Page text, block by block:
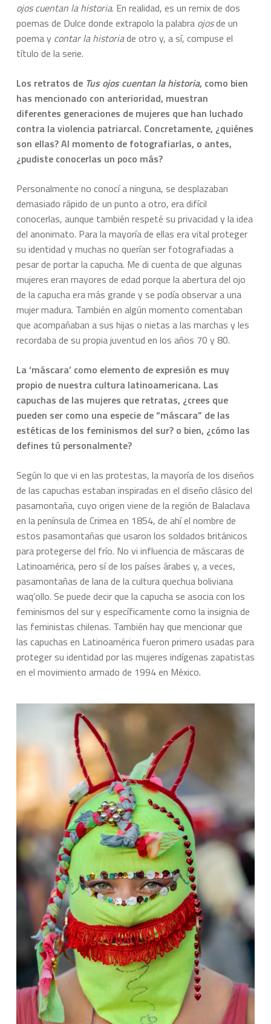
ojos cuentan la historia. En realidad, es un remix de dos
poemas de Dulce donde extrapolo la palabra ojosde un
poema y contar la historiade otro y, a sí, compuse el
título de la serie.
Los retratos de Tus ojos cuentan la historia, como bien
has mencionado con anterioridad, muestran
diferentes generaciones de mujeres que han luchado
contra la violencia patriarcal. Concretamente, ¿quiénes
son ellas? Al momento de fotografiarlas, o antes,
¿pudiste conocerlas un poco más?
Personalmente no conocí a ninguna, se desplazaban
demasiado rápido de un punto a otro, era difícil
conocerlas, aunque también respeté su privacidad y la idea
del anonimato. Para la mayoría de ellas era vital proteger
su identidad y muchas no querían ser fotografiadas a
pesar de portar la capucha. Me di cuenta de que algunas
mujeres eran mayores de edad porque la abertura del ojo
de la capucha era más grande y se podía observar a una
mujer madura. También en algún momento comentaban
que acompañaban a sus hijas o nietas a las marchas y les
recordaba de su propia juventud en los años 70 y 80.
La ‘máscara’ como elemento de expresión es muy
propio de nuestra cultura latinoamericana. Las
capuchas de las mujeres que retratas, ¿crees que
pueden ser como una especie de “máscara” de las
estéticas de los feminismos del sur? o bien, ¿cómo las
defines tú personalmente?
Según lo que vi en las protestas, la mayoría de los diseños
de las capuchas estaban inspiradas en el diseño clásico del
pasamontaña, cuyo origen viene de la región de Balaclava
en la península de Crimea en 1854, de ahí el nombre de
estos pasamontañas que usaron los soldados británicos
para protegerse del frío. No vi influencia de máscaras de
Latinoamérica, pero sí de los países árabes y, a veces,
pasamontañas de lana de la cultura quechua boliviana
waq’ollo. Se puede decir que la capucha se asocia con los
feminismos del sur y específicamente como la insignia de
las feministas chilenas. También hay que mencionar que
las capuchas en Latinoamérica fueron primero usadas para
proteger su identidad por las mujeres indígenas zapatistas
en el movimiento armado de 1994 en México.